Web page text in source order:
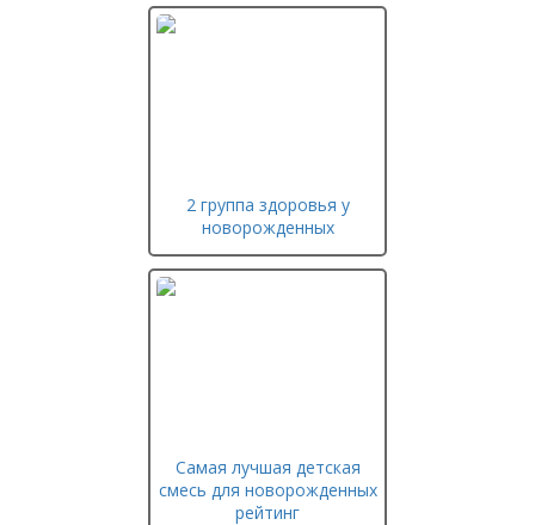
2 группа здоровья у
новорожденных
Самая лучшая детская
смесь для новорожденных
рейтинг